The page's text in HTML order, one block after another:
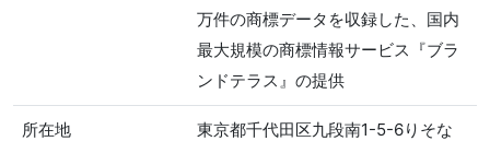
万件の商標データを収録した、国内
最大規模の商標情報サービス『ブラ
ンドテラス』の提供
所在地
東京都千代田区九段南1-5-6りそな